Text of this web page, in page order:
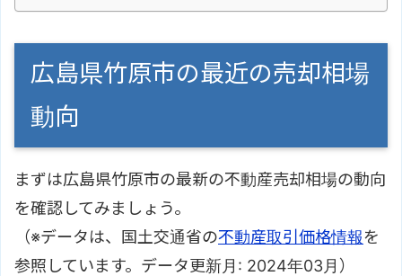
広島県竹原市の最近の売却相場
動向
まずは広島県竹原市の最新の不動産売却相場の動向
を確認してみましょう。
（※データは、国土交通省の不動産取引価格情報を
参照しています。データ更新月: 2024年03月）